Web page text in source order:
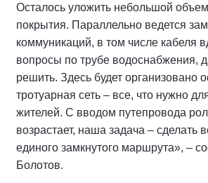
Осталось уложить небольшой
покрытия. Параллельно ведется
коммуникаций, в том числе кабеля
вопросы по трубе водоснабжения,
решить. Здесь будет организовано
тротуарная сеть – все, что нужно
жителей. С вводом путепровода
возрастает, наша задача – сделать
единого замкнутого маршрута», –
Болотов.